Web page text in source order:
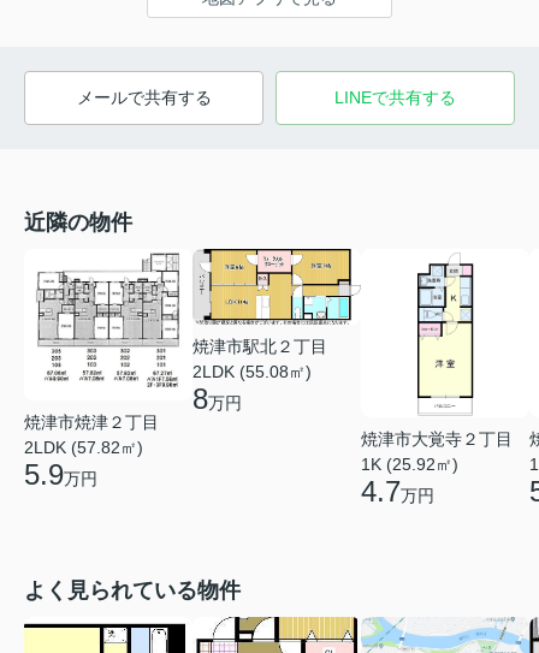
メールで共有する LINEで共有する
近隣の物件
焼津市焼津２丁目
2LDK (57.82㎡)
5.9万円
焼津市駅北２丁目
2LDK (55.08㎡)
8万円
焼津市大覚寺２丁目
1K (25.92㎡)
4.7万円
よく見られている物件